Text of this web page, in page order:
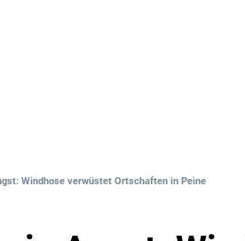
Windhose verwüstet Ortschaften in Peine